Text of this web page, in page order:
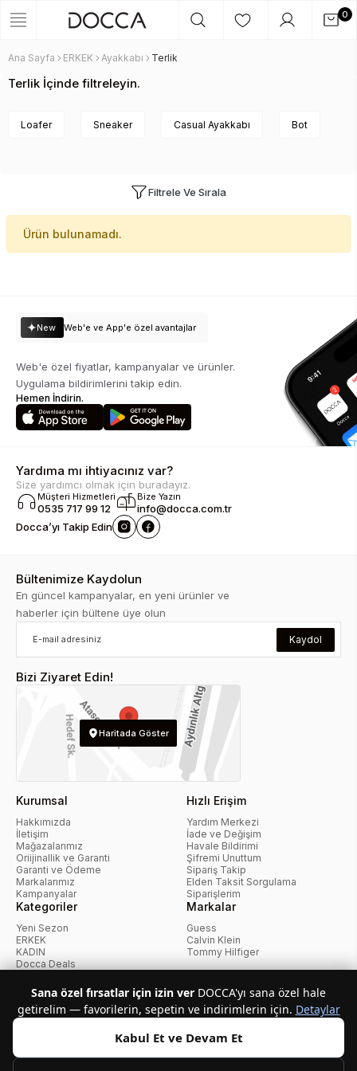
0
Ana Sayfa ERKEK Ayakkabı Terlik
Terlik İçinde filtreleyin.
Loafer Sneaker Casual Ayakkabı Bot
Filtrele Ve Sırala
Ürün bulunamadı.
New Web'e ve App'e özel avantajlar
Web'e özel fiyatlar, kampanyalar ve ürünler.
Uygulama bildirimlerini takip edin.
Hemen İndirin.
Yardıma mı ihtiyacınız var?
Size yardımcı olmak için buradayız.
Müşteri Hizmetleri
0535 717 99 12
Bize Yazın
info@docca.com.tr
Docca’yı Takip Edin
Bültenimize Kaydolun
En güncel kampanyalar, en yeni ürünler ve
haberler için bültene üye olun
Kaydol
Bizi Ziyaret Edin!
Haritada Göster
Kurumsal
Hakkımızda
İletişim
Mağazalarımız
Oriijinallik ve Garanti
Garanti ve Ödeme
Markalarımız
Kampanyalar
Hızlı Erişim
Yardım Merkezi
İade ve Değişim
Havale Bildirimi
Şifremi Unuttum
Sipariş Takip
Elden Taksit Sorgulama
Siparişlerim
Kategoriler
Yeni Sezon
ERKEK
KADIN
Docca Deals
Markalar
Guess
Calvin Klein
Tommy Hilfiger
KvKK PolitikasıKullanıcı SözleşmesiMesafeli Satış Sözleşmesi
Sana özel fırsatlar için izin ver DOCCA'yı sana özel hale
getirelim — favorilerin, sepetin ve indirimlerin için. Detaylar
Kabul Et ve Devam Et